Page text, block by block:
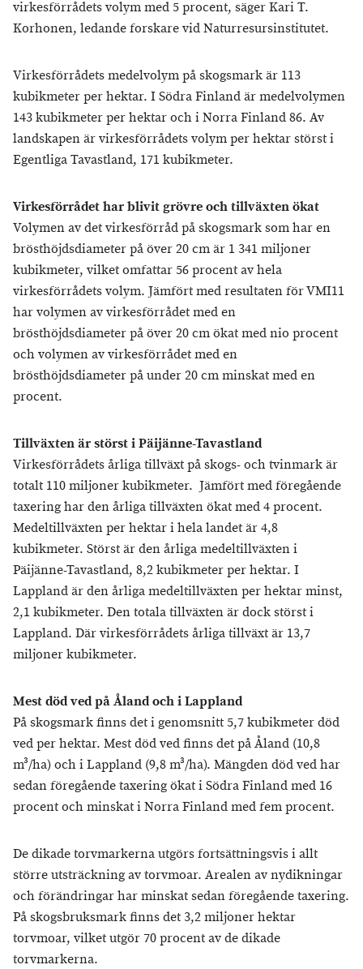
virkesförrådets volym med 5 procent, säger Kari T.
Korhonen, ledande forskare vid Naturresursinstitutet.
Virkesförrådets medelvolym på skogsmark är 113
kubikmeter per hektar. I Södra Finland är medelvolymen
143 kubikmeter per hektar och i Norra Finland 86. Av
landskapen är virkesförrådets volym per hektar störst i
Egentliga Tavastland, 171 kubikmeter.
Virkesförrådet har blivit grövre och tillväxten ökat
Volymen av det virkesförråd på skogsmark som har en
brösthöjdsdiameter på över 20 cm är 1 341 miljoner
kubikmeter, vilket omfattar 56 procent av hela
virkesförrådets volym. Jämfört med resultaten för VMI11
har volymen av virkesförrådet med en
brösthöjdsdiameter på över 20 cm ökat med nio procent
och volymen av virkesförrådet med en
brösthöjdsdiameter på under 20 cm minskat med en
procent.
Tillväxten är störst i Päijänne-Tavastland
Virkesförrådets årliga tillväxt på skogs- och tvinmark är
totalt 110 miljoner kubikmeter. Jämfört med föregående
taxering har den årliga tillväxten ökat med 4 procent.
Medeltillväxten per hektar i hela landet är 4,8
kubikmeter. Störst är den årliga medeltillväxten i
Päijänne-Tavastland, 8,2 kubikmeter per hektar. I
Lappland är den årliga medeltillväxten per hektar minst,
2,1 kubikmeter. Den totala tillväxten är dock störst i
Lappland. Där virkesförrådets årliga tillväxt är 13,7
miljoner kubikmeter.
Mest död ved på Åland och i Lappland
På skogsmark finns det i genomsnitt 5,7 kubikmeter död
ved per hektar. Mest död ved finns det på Åland (10,8
m³/ha) och i Lappland (9,8 m³/ha). Mängden död ved har
sedan föregående taxering ökat i Södra Finland med 16
procent och minskat i Norra Finland med fem procent.
De dikade torvmarkerna utgörs fortsättningsvis i allt
större utsträckning av torvmoar. Arealen av nydikningar
och förändringar har minskat sedan föregående taxering.
På skogsbruksmark finns det 3,2 miljoner hektar
torvmoar, vilket utgör 70 procent av de dikade
torvmarkerna.